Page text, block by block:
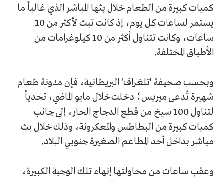
كميات كبيرة من الطعام خلال بثها المباشر الذي غالباً ما
يستمر لساعات كل يوم، إذ كانت تبث لأكثر من 10
ساعات، وكانت تتناول أكثر من 10 كيلوغرامات من
الأطباق المختلفة.
وبحسب صحيفة 'تلغراف' البريطانية، فإن مدونة طعام
شهيرة تُدعى ميريس؛ دخلت خلال مايو الماضي، تحدياً
لتناول 100 سيخ من قطع الدجاج الحار، إلى جانب
كميات كبيرة من البطاطس والمعكرونة، وذلك خلال بث
مباشر بداخل أحد المطاعم الصغيرة جنوبي البلاد.
وعقب ساعات من محاولتها إنهاء تلك الوجبة الكبيرة،